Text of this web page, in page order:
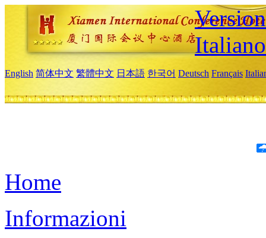
Italiano
English 简体中文 繁體中文 日本語 한국어 Deutsch Français
Home
Informazioni